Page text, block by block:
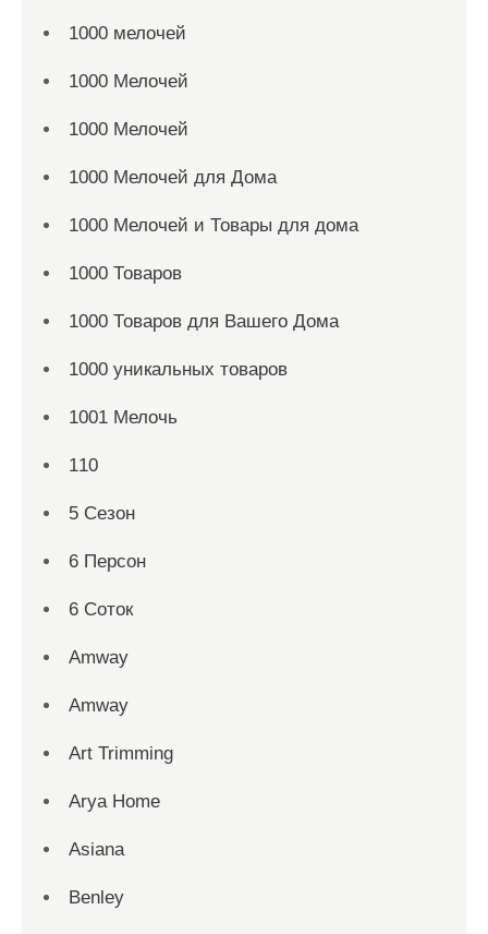
1000 мелочей
1000 Мелочей
1000 Мелочей
1000 Мелочей для Дома
1000 Мелочей и Товары для дома
1000 Товаров
1000 Товаров для Вашего Дома
1000 уникальных товаров
1001 Мелочь
110
5 Сезон
6 Персон
6 Соток
Amway
Amway
Art Trimming
Arya Home
Asiana
Benley